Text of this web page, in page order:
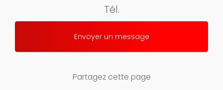
Tél.
Envoyer un message
Partagez cette page